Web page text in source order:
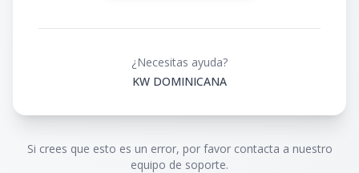
¿Necesitas ayuda?
KW DOMINICANA
Si crees que esto es un error, por favor contacta a nuestro
equipo de soporte.